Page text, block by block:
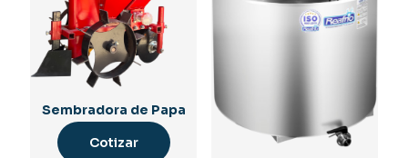
Sembradora de Papa
Cotizar